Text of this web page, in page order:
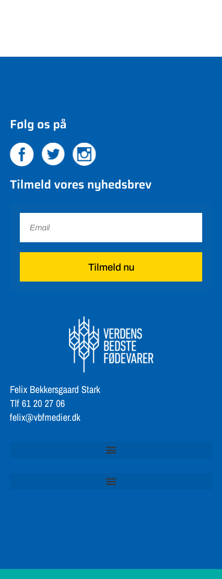
Følg os på
Tilmeld vores nyhedsbrev
Tilmeld nu
Felix Bekkersgaard Stark
Tlf 61 20 27 06
felix@vbfmedier.dk